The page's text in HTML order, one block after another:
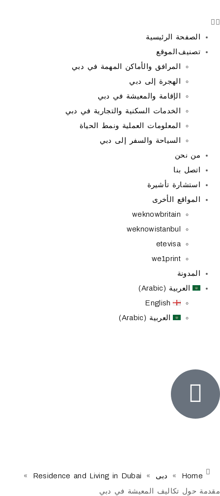
الرئيسية
الموقع
المرافق والأماكن المهمة في دبي
الهجرة إلى دبي
الإقامة والمعيشة في دبي
الخدمات السكنية والتجارية في دبي
المعلومات العملية ونمط الحياة
السياحة والسفر إلى دبي
نحن
بنا
تأشيرة
الأخرى
weknowbritain
weknowistanbul
etevisa
we1print
العربية (Arabic)
English
العربية (Arabic)
» دبی »
Residence and Living in Dubai
»
تكاليف المعيشة في دبي